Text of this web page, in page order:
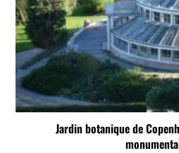
Jardin botanique de